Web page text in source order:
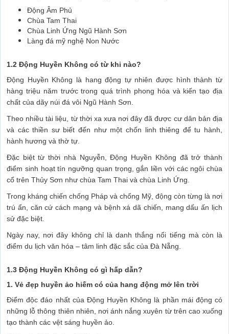
Động Âm Phủ
Chùa Tam Thai
Chùa Linh Ứng Ngũ Hành Sơn
Làng đá mỹ nghệ Non Nước
1.2 Động Huyền Không có từ khi nào?
Động Huyền Không là hang động tự nhiên được hình thành từ
hàng triệu năm trước trong quá trình phong hóa và kiến tạo địa
chất của dãy núi đá vôi Ngũ Hành Sơn.
Theo nhiều tài liệu, từ thời xa xưa nơi đây đã được cư dân bản địa
và các thiền sư biết đến như một chốn linh thiêng để tu hành,
hành hương và thờ tự.
Đặc biệt từ thời nhà Nguyễn, Động Huyền Không đã trở thành
điểm sinh hoạt tín ngưỡng quan trọng, gắn liền với các ngôi chùa
cổ trên Thủy Sơn như chùa Tam Thai và chùa Linh Ứng.
Trong kháng chiến chống Pháp và chống Mỹ, động còn từng là nơi
trú ẩn, căn cứ cách mạng và bệnh xá dã chiến, mang dấu ấn lịch
sử đặc biệt.
Ngày nay, nơi đây không chỉ là danh thắng nổi tiếng mà còn là
điểm du lịch văn hóa – tâm linh đặc sắc của Đà Nẵng.
1.3 Động Huyền Không có gì hấp dẫn?
1. Vẻ đẹp huyền ảo hiếm có của hang động mở lên trời
Điểm độc đáo nhất của Động Huyền Không là phần mái động có
những lỗ thông thiên nhiên, nơi ánh nắng xuyên từ trên cao xuống
tạo thành các vệt sáng huyền ảo.